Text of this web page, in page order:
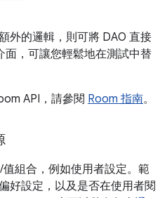
外的邏輯，則可將 DAO 直接
面，可讓您輕鬆地在測試中替
API，請參閱 Room 指南。
組合，例如使用者設定。範
好設定，以及是否在使用者閱